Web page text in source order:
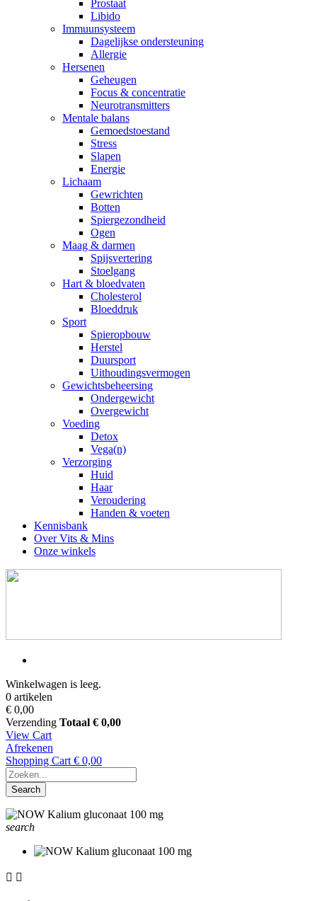
Prostaat
Libido
Immuunsysteem
Dagelijkse ondersteuning
Allergie
Hersenen
Geheugen
Focus & concentratie
Neurotransmitters
Mentale balans
Gemoedstoestand
Stress
Slapen
Energie
Lichaam
Gewrichten
Botten
Spiergezondheid
Ogen
Maag & darmen
Spijsvertering
Stoelgang
Hart & bloedvaten
Cholesterol
Bloeddruk
Sport
Spieropbouw
Herstel
Duursport
Uithoudingsvermogen
Gewichtsbeheersing
Ondergewicht
Overgewicht
Voeding
Detox
Vega(n)
Verzorging
Huid
Haar
Veroudering
Handen & voeten
Kennisbank
Over Vits & Mins
Onze winkels
Winkelwagen is leeg.
0 artikelen
€ 0,00
Verzending Totaal € 0,00
View Cart
Afrekenen
Shopping Cart € 0,00
Search
search
 